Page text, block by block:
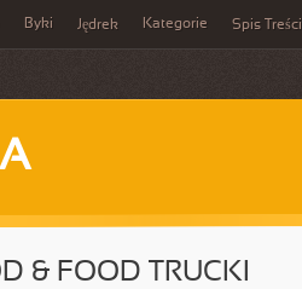
Byki Jędrek Kategorie Spis Treści
& FOOD TRUCKI